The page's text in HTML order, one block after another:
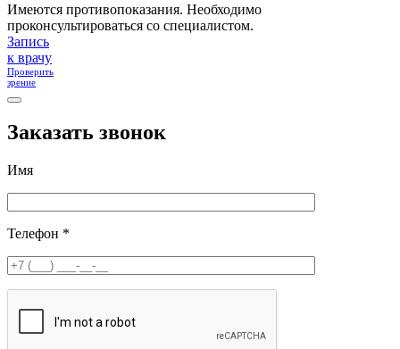
Имеются противопоказания. Необходимо
проконсультироваться со специалистом.
Запись
к врачу
Проверить
зрение
Заказать звонок
Имя
Телефон *